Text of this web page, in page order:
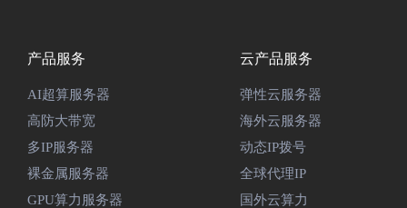
产品服务
AI超算服务器
高防大带宽
多IP服务器
裸金属服务器
GPU算力服务器
云产品服务
弹性云服务器
海外云服务器
动态IP拨号
全球代理IP
国外云算力